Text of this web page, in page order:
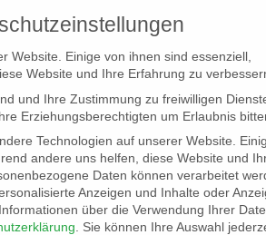
ELB-LOCATION: PANORAMA
Website. Einige von ihnen sind essenziell,
Website und Ihre Erfahrung zu
und Ihre Zustimmung zu freiwilligen
Erziehungsberechtigten um Erlaubnis
Technologien auf unserer Website.
andere uns helfen, diese Website und
Daten können verarbeitet
Anzeigen und Inhalte oder
über die Verwendung Ihrer
Sie können Ihre Auswahl